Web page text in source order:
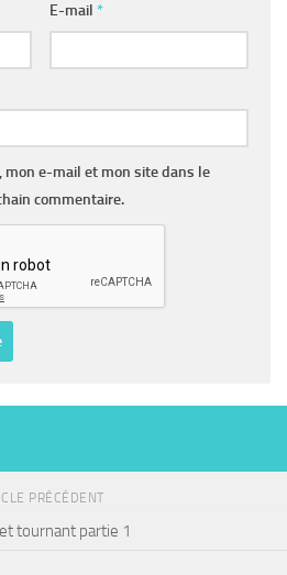
E-mail *
mon e-mail et mon site dans le
commentaire.
PRÉCÉDENT
tournant partie 1